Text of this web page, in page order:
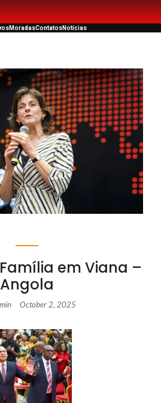
MoradasContatosNotícias
em Viana –
Angola
- October 2, 2025